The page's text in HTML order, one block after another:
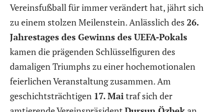
Vereinsfußball für immer verändert hat, jährt sich
zu einem stolzen Meilenstein. Anlässlich des 26.
Jahrestages des Gewinns des UEFA-Pokals
kamen die prägenden Schlüsselfiguren des
damaligen Triumphs zu einer hochemotionalen
feierlichen Veranstaltung zusammen. Am
geschichtsträchtigen 17. Maitraf sich der